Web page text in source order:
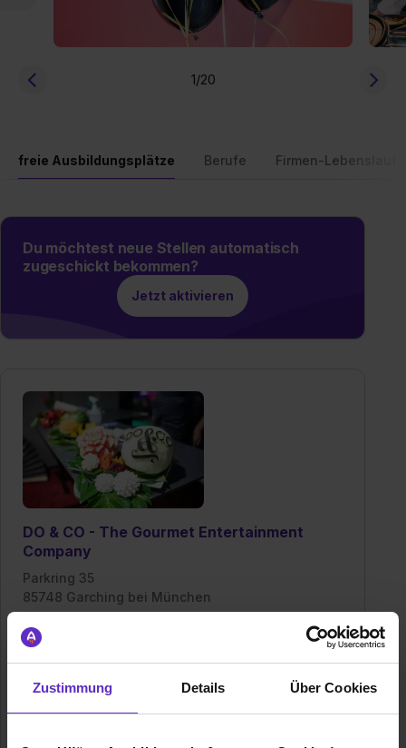
Zustimmung Details Über Cookies
1/20
freie Ausbildungsplätze Berufe Firmen-Lebenslauf
Du möchtest neue Stellen automatisch
zugeschickt bekommen?
Jetzt aktivieren
DO & CO - The Gourmet Entertainment
Company
Parkring 35
85748 Garching bei München
Gründungsjahr 1981